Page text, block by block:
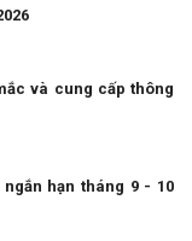
và cung cấp thông
hạn tháng 9 - 10